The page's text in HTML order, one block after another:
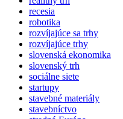
recesia
robotika
rozvíjajúce sa trhy
rozvíjajúce trhy
slovenská ekonomika
slovenský trh
sociálne siete
startupy
stavebné materiály
stavebníctvo